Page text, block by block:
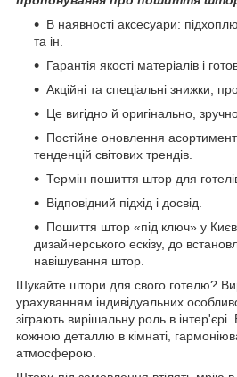
В наявності аксесуари:
та ін.
Гарантія якості матеріалів і
Акційні та спеціальні знижки,
Це вигідно й оригінально,
Постійне оновлення
тенденцій світових трендів.
Термін пошиття штор для
Відповідний підхід і досвід.
Пошиття штор «під ключ» у
дизайнерського ескізу, до
навішування штор.
Шукайте штори для свого готелю?
урахуванням індивідуальних
зіграють вирішальну роль в
кожною деталлю в кімнаті,
атмосферою.